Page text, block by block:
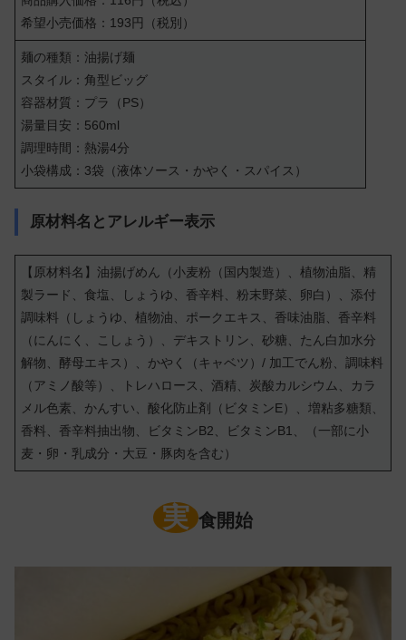
希望小売価格：193円（税別）
麺の種類：油揚げ麺
スタイル：角型ビッグ
容器材質：プラ（PS）
湯量目安：560ml
調理時間：熱湯4分
小袋構成：3袋（液体ソース・かやく・スパイス）
原材料名とアレルギー表示
【原材料名】油揚げめん（小麦粉（国内製造）、植物油脂、精
製ラード、食塩、しょうゆ、香辛料、粉末野菜、卵白）、添付
調味料（しょうゆ、植物油、ポークエキス、香味油脂、香辛料
（にんにく、こしょう）、デキストリン、砂糖、たん白加水分
解物、酵母エキス）、かやく（キャベツ）/ 加工でん粉、調味料
（アミノ酸等）、トレハロース、酒精、炭酸カルシウム、カラ
メル色素、かんすい、酸化防止剤（ビタミンE）、増粘多糖類、
香料、香辛料抽出物、ビタミンB2、ビタミンB1、（一部に小
麦・卵・乳成分・大豆・豚肉を含む）
実 食開始